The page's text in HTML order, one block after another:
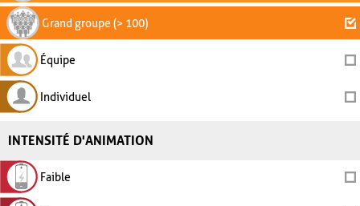
Grand groupe (> 100)
Équipe
Individuel
INTENSITÉ D'ANIMATION
Faible